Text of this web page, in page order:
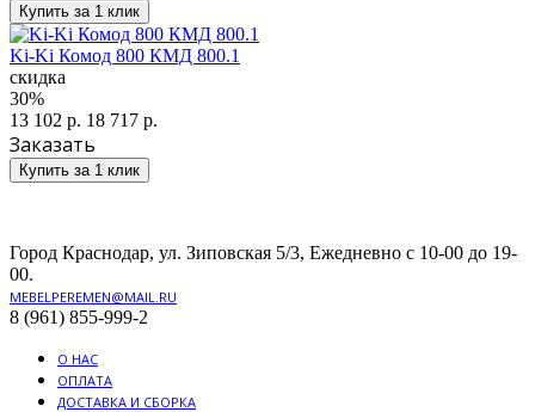
Купить за 1 клик
Ki-Ki Комод 800 КМД 800.1
скидка
30%
13 102 р. 18 717 р.
Заказать
Купить за 1 клик
Город Краснодар, ул. Зиповская 5/3, Ежедневно с 10-00 до 19-
00.
MEBELPEREMEN@MAIL.RU
8 (961) 855-999-2
О НАС
ОПЛАТА
ДОСТАВКА И СБОРКА